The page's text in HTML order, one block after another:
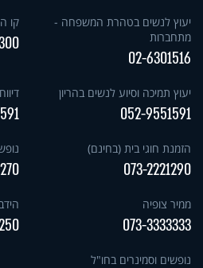
יעוץ לנשים בטהרת המשפחה -
מתחברות
02-6301516
קו
יעוץ תמיכה וסיוע לנשים בהריון
052-9551591
הזמנת חוגי בית (בחינם)
073-2221290
ממיר צופיה
073-3333333
נופשים וסמינרים בחו"ל